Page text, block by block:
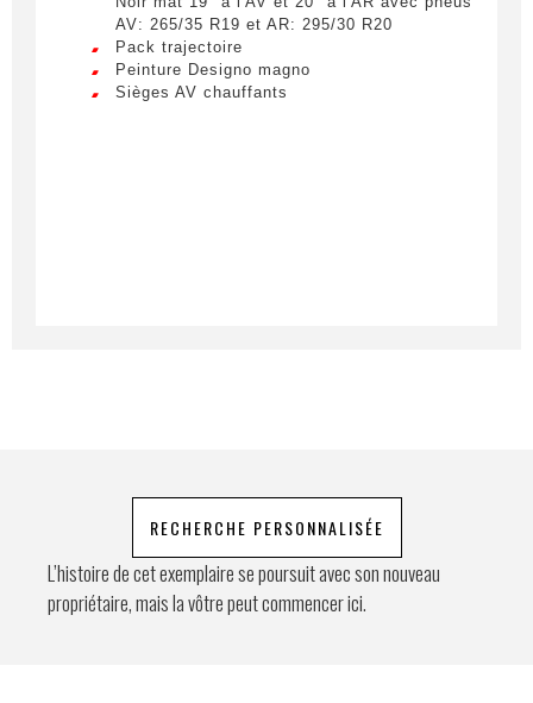
Téléphone
Envoyer
ultricies. Mauris et malesuada augue.
Lorem ipsum dolor sit amet, consectetur
adipiscing elit. Ut a elit sed nisl pulvinar
egestas a vel nibh. Sed aliquam varius
AV: 265/35 R19 et AR: 295/30 R20
Pack trajectoire
Peinture Designo magno
Sièges AV chauffants
RECHERCHE PERSONNALISÉE
L’histoire de cet exemplaire se poursuit avec son nouveau
propriétaire, mais la vôtre peut commencer ici.